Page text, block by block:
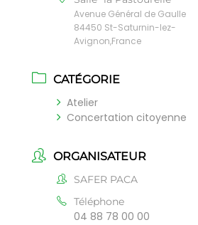
Avenue Général de Gaulle
84450 St-Saturnin-lez-
Avignon,France
CATÉGORIE
Atelier
Concertation citoyenne
ORGANISATEUR
SAFER PACA
Téléphone
04 88 78 00 00